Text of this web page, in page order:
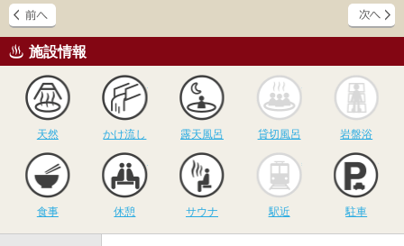
施設情報
天然
かけ流し
かけ流し
露天風呂
露天風呂
貸切風呂
貸切風呂 岩盤浴
食事 休憩
サウナ
サウナ 駅近 駐車